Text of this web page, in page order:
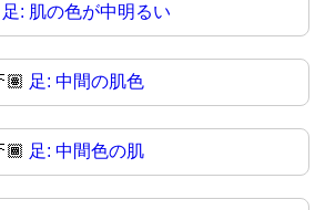
足: 肌の色が中明るい
足: 中間の肌色
足: 中間色の肌